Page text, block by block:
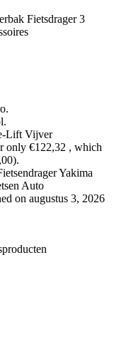
Fietsdrager 3
Lift Vijver
only €122,32 , which
Yakima
Auto
on augustus 3, 2026